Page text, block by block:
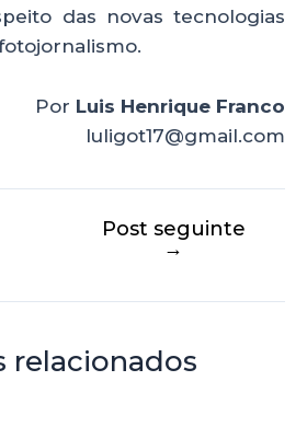
das novas tecnologias
Por Luis Henrique Franco
luligot17@gmail.com
Post seguinte
→
relacionados